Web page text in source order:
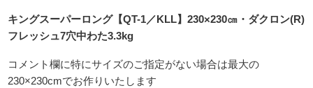
キングスーパーロング【QT-1／KLL】230×230㎝・ダクロン(R)
フレッシュ7穴中わた3.3kg
コメント欄に特にサイズのご指定がない場合は最大の
230×230cmでお作りいたします